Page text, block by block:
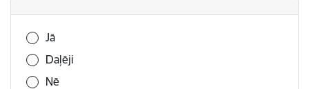
Vai šī informācija bija noderīga?
Jā
Daļēji
Nē